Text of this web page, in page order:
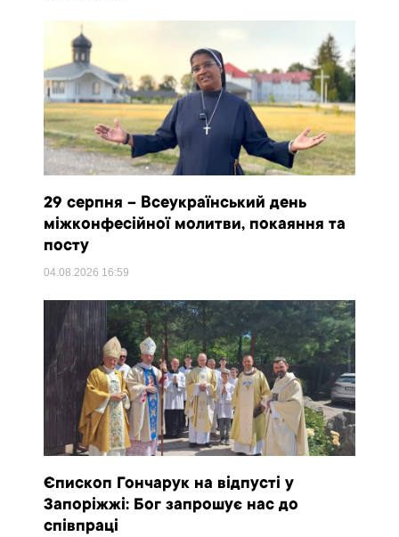
29 серпня – Всеукраїнський день
міжконфесійної молитви, покаяння та
посту
04.08.2026 16:59
Єпископ Гончарук на відпусті у
Запоріжжі: Бог запрошує нас до
співпраці